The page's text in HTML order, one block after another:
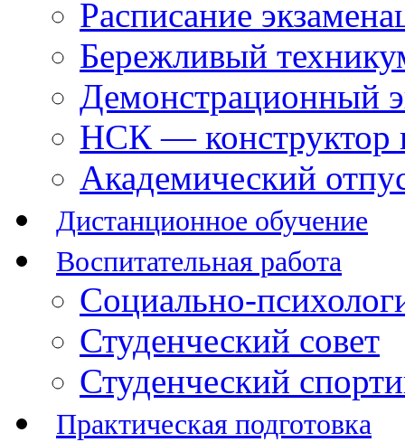
Расписание
Бережливый
Демонстрационный
НСК — конструктор
Академический
Дистанционное обучение
Воспитательная работа
Социально-
Студенческий совет
Студенческий
Практическая подготовка